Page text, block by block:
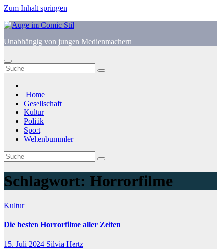
Zum Inhalt springen
Unabhängig von jungen Medienmachern
Home
Gesellschaft
Kultur
Politik
Sport
Weltenbummler
Schlagwort: Horrorfilme
Kultur
Die besten Horrorfilme aller Zeiten
15. Juli 2024 Silvia Hertz